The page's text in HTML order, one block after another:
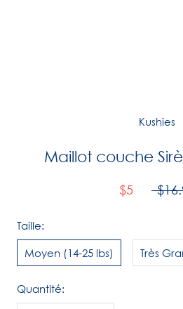
Kushies
Maillot couche
$5
Taille:
Moyen (14-25 lbs) Très
Quantité: